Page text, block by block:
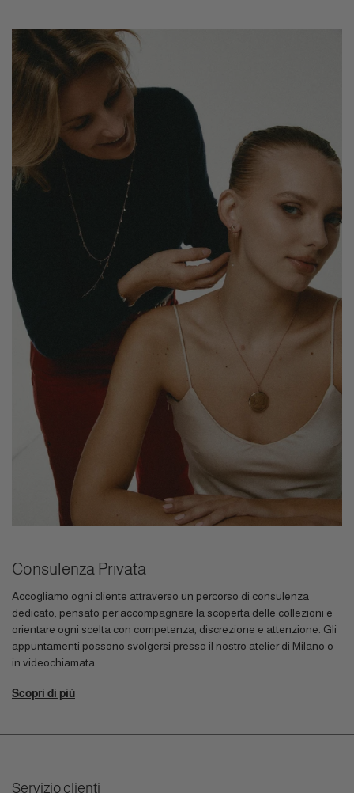
Consulenza Privata
Accogliamo ogni cliente attraverso un percorso di consulenza
dedicato, pensato per accompagnare la scoperta delle collezioni e
orientare ogni scelta con competenza, discrezione e attenzione. Gli
appuntamenti possono svolgersi presso il nostro atelier di Milano o
in videochiamata.
Scopri di più
Servizio clienti